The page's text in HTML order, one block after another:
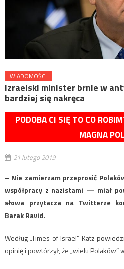
WIADOMOŚCI
Izraelski minister brnie w
bardziej się nakręca
PODOBA CI SIĘ TO CO
MAGNA
21 lutego 2019
– Nie zamierzam przeprosić
współpracy z nazistami — miał
słowa przytacza na Twitterze
Barak Ravid.
Według „Times of Israel” Katz
opinię i powtórzył, że „wielu Polaków”